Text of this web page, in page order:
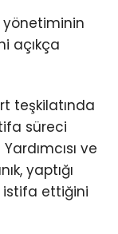
yönetiminin
açıkça
teşkilatında
süreci
ve
yaptığı
istifa ettiğini